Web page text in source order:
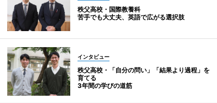
秩父高校・国際教養科
苦手でも大丈夫、英語で広がる選択肢
インタビュー
秩父高校・「自分の問い」「結果より過程」を
育てる
3年間の学びの道筋